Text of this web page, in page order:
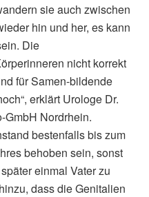
sie auch zwischen
hin und her, es kann
Die
nicht korrekt
für Samen-bildende
erklärt Urologe Dr.
GmbH Nordrhein.
bestenfalls bis zum
behoben sein, sonst
einmal Vater zu
dass die Genitalien